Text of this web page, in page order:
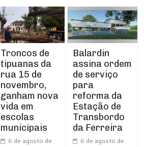
Troncos de
tipuanas da
rua 15 de
novembro,
ganham nova
vida em
escolas
municipais
6 de agosto de
Balardin
assina ordem
de serviço
para
reforma da
Estação de
Transbordo
da Ferreira
6 de agosto de